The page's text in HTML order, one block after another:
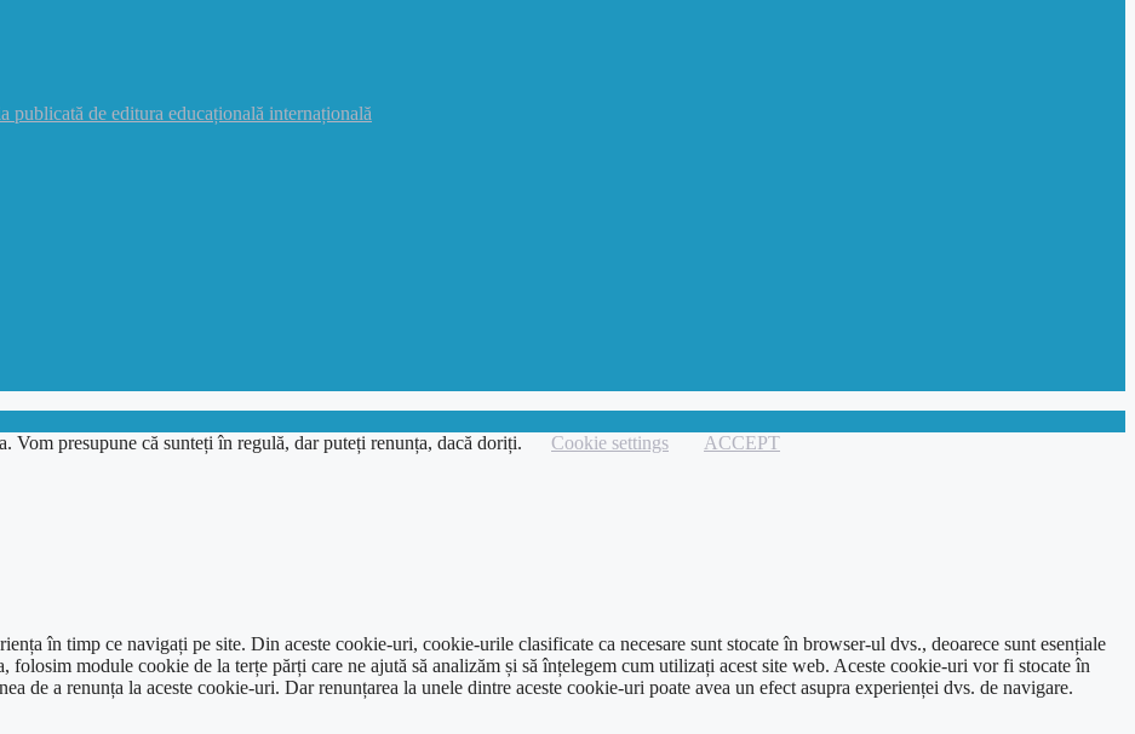
publicată de editura educațională internațională
presupune că sunteți în regulă, dar puteți renunța, dacă doriți.
Cookie settings
ACCEPT
în timp ce navigați pe site. Din aceste cookie-uri, cookie-urile clasificate ca necesare sunt stocate în browser-ul dvs., deoarece sunt esențiale
module cookie de la terțe părți care ne ajută să analizăm și să înțelegem cum utilizați acest site web. Aceste cookie-uri vor fi stocate în
de a renunța la aceste cookie-uri. Dar renunțarea la unele dintre aceste cookie-uri poate avea un efect asupra experienței dvs. de navigare.